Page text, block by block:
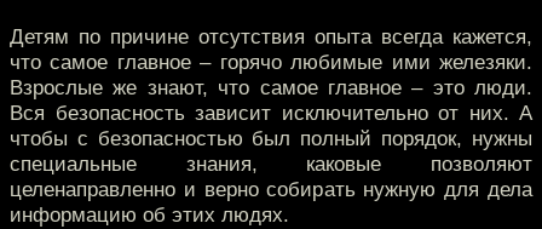
Детям по причине отсутствия опыта всегда кажется,
что самое главное – горячо любимые ими железяки.
Взрослые же знают, что самое главное – это люди.
Вся безопасность зависит исключительно от них. А
чтобы с безопасностью был полный порядок, нужны
специальные знания, каковые позволяют
целенаправленно и верно собирать нужную для дела
информацию об этих людях.